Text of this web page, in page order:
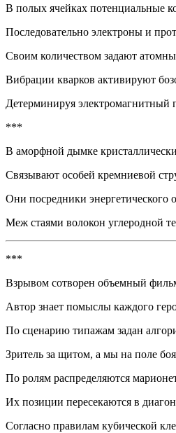
В полых ячейках потенциальные
Последовательно электроны и
Своим количеством задают
Вибрации кварков активируют
Детерминируя электромагнитный
***
В аморфной дымке
Связывают особей кремниевой
Они посредники энергетического
Меж стаями волокон углеродной
***
Взрывом сотворен объемный ф
Автор знает помыслы каждого
По сценарию типажам задан
Зритель за щитом, а мы на поле
По ролям распределяются
Их позиции пересекаются в
Согласно правилам кубической